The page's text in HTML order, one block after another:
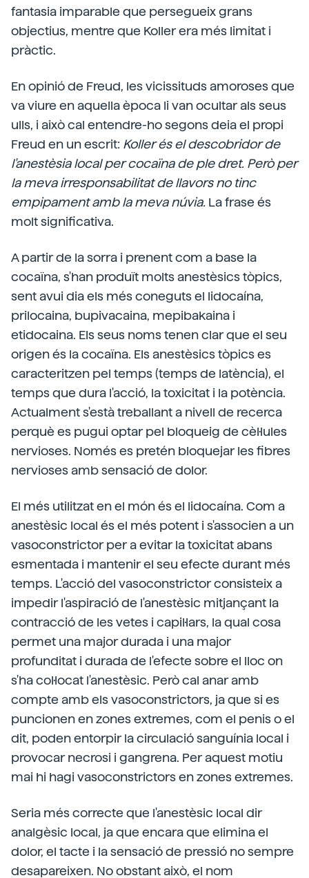
fantasia imparable que persegueix grans
objectius, mentre que Koller era més limitat i
pràctic.
En opinió de Freud, les vicissituds amoroses que
va viure en aquella època li van ocultar als seus
ulls, i això cal entendre-ho segons deia el propi
Freud en un escrit: Koller és el descobridor de
l'anestèsia local per cocaïna de ple dret. Però per
la meva irresponsabilitat de llavors no tinc
empipament amb la meva núvia. La frase és
molt significativa.
A partir de la sorra i prenent com a base la
cocaïna, s'han produït molts anestèsics tòpics,
sent avui dia els més coneguts el lidocaína,
prilocaina, bupivacaina, mepibakaina i
etidocaina. Els seus noms tenen clar que el seu
origen és la cocaïna. Els anestèsics tòpics es
caracteritzen pel temps (temps de latència), el
temps que dura l'acció, la toxicitat i la potència.
Actualment s'està treballant a nivell de recerca
perquè es pugui optar pel bloqueig de cèl·lules
nervioses. Només es pretén bloquejar les fibres
nervioses amb sensació de dolor.
El més utilitzat en el món és el lidocaína. Com a
anestèsic local és el més potent i s'associen a un
vasoconstrictor per a evitar la toxicitat abans
esmentada i mantenir el seu efecte durant més
temps. L'acció del vasoconstrictor consisteix a
impedir l'aspiració de l'anestèsic mitjançant la
contracció de les vetes i capil·lars, la qual cosa
permet una major durada i una major
profunditat i durada de l'efecte sobre el lloc on
s'ha col·locat l'anestèsic. Però cal anar amb
compte amb els vasoconstrictors, ja que si es
puncionen en zones extremes, com el penis o el
dit, poden entorpir la circulació sanguínia local i
provocar necrosi i gangrena. Per aquest motiu
mai hi hagi vasoconstrictors en zones extremes.
Seria més correcte que l'anestèsic local dir
analgèsic local, ja que encara que elimina el
dolor, el tacte i la sensació de pressió no sempre
desapareixen. No obstant això, el nom